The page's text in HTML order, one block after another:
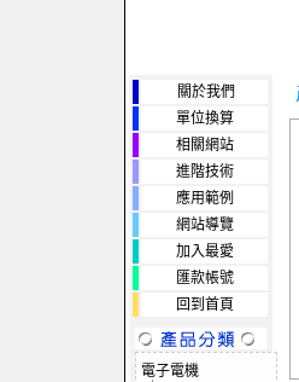
關於我們
單位換算
相關網站
進階技術
應用範例
網站導覽
加入最愛
匯款帳號
回到首頁
電子電機